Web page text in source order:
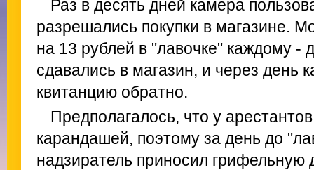
Раз в десять дней камера
разрешались покупки в магазине.
на 13 рублей в "лавочке" каждому -
сдавались в магазин, и через день
квитанцию обратно.
Предполагалось, что у
карандашей, поэтому за день до
надзиратель приносил грифельную